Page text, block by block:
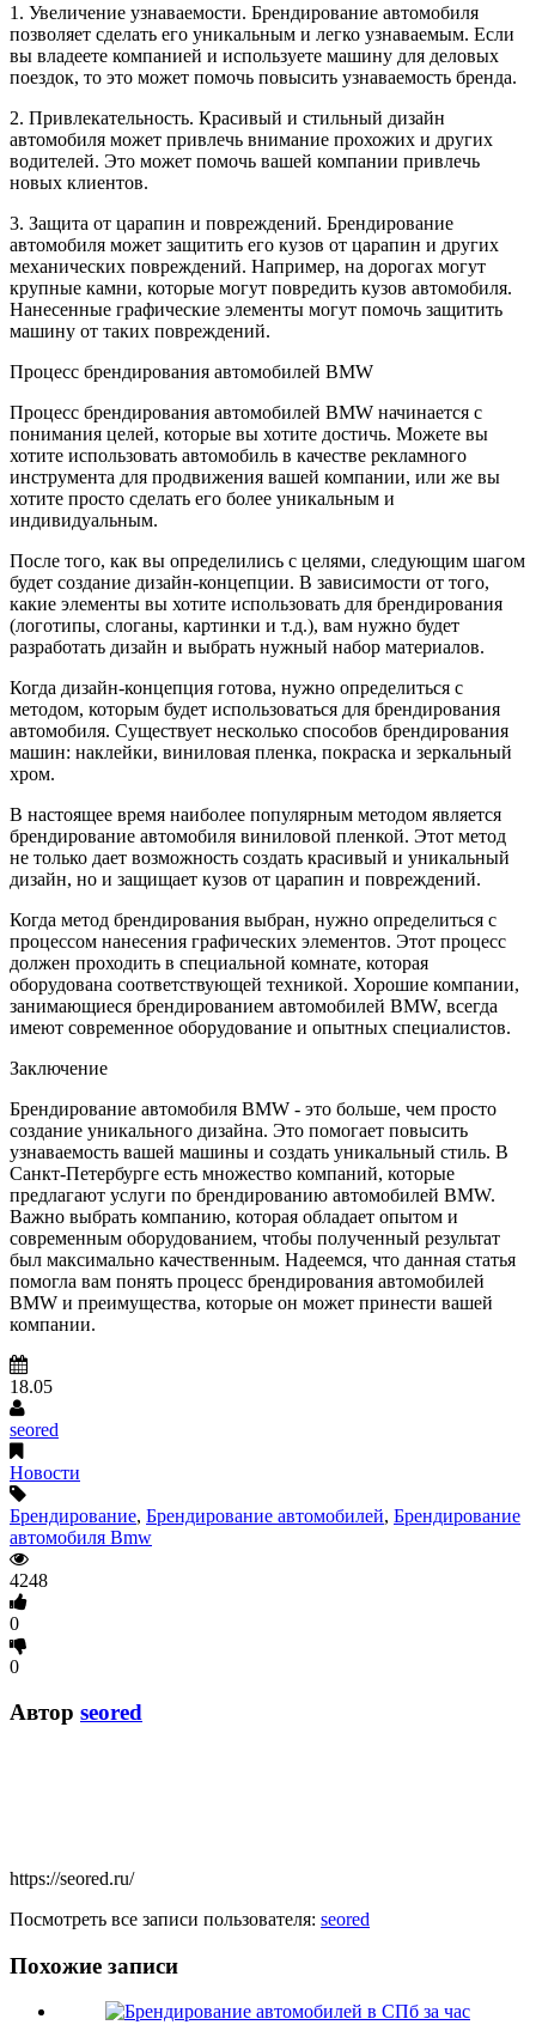
1. Увеличение узнаваемости. Брендирование автомобиля
позволяет сделать его уникальным и легко узнаваемым. Если
вы владеете компанией и используете машину для деловых
поездок, то это может помочь повысить узнаваемость бренда.
2. Привлекательность. Красивый и стильный дизайн
автомобиля может привлечь внимание прохожих и других
водителей. Это может помочь вашей компании привлечь
новых клиентов.
3. Защита от царапин и повреждений. Брендирование
автомобиля может защитить его кузов от царапин и других
механических повреждений. Например, на дорогах могут
крупные камни, которые могут повредить кузов автомобиля.
Нанесенные графические элементы могут помочь защитить
машину от таких повреждений.
Процесс брендирования автомобилей BMW
Процесс брендирования автомобилей BMW начинается с
понимания целей, которые вы хотите достичь. Можете вы
хотите использовать автомобиль в качестве рекламного
инструмента для продвижения вашей компании, или же вы
хотите просто сделать его более уникальным и
индивидуальным.
После того, как вы определились с целями, следующим шагом
будет создание дизайн-концепции. В зависимости от того,
какие элементы вы хотите использовать для брендирования
(логотипы, слоганы, картинки и т.д.), вам нужно будет
разработать дизайн и выбрать нужный набор материалов.
Когда дизайн-концепция готова, нужно определиться с
методом, которым будет использоваться для брендирования
автомобиля. Существует несколько способов брендирования
машин: наклейки, виниловая пленка, покраска и зеркальный
хром.
В настоящее время наиболее популярным методом является
брендирование автомобиля виниловой пленкой. Этот метод
не только дает возможность создать красивый и уникальный
дизайн, но и защищает кузов от царапин и повреждений.
Когда метод брендирования выбран, нужно определиться с
процессом нанесения графических элементов. Этот процесс
должен проходить в специальной комнате, которая
оборудована соответствующей техникой. Хорошие компании,
занимающиеся брендированием автомобилей BMW, всегда
имеют современное оборудование и опытных специалистов.
Заключение
Брендирование автомобиля BMW - это больше, чем просто
создание уникального дизайна. Это помогает повысить
узнаваемость вашей машины и создать уникальный стиль. В
Санкт-Петербурге есть множество компаний, которые
предлагают услуги по брендированию автомобилей BMW.
Важно выбрать компанию, которая обладает опытом и
современным оборудованием, чтобы полученный результат
был максимально качественным. Надеемся, что данная статья
помогла вам понять процесс брендирования автомобилей
BMW и преимущества, которые он может принести вашей
компании.
18.05
seored
Новости
Брендирование, Брендирование автомобилей, Брендирование
автомобиля Bmw
4248
0
0
Автор seored
https://seored.ru/
Посмотреть все записи пользователя: seored
Похожие записи